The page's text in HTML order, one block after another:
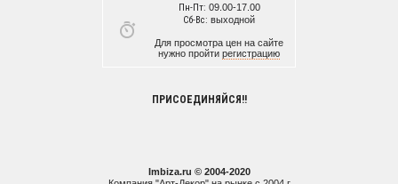
Пн-Пт: 09.00-17.00
Сб-Вс: выходной
Для просмотра цен на сайте
нужно пройти регистрацию
ПРИСОЕДИНЯЙСЯ!!
Imbiza.ru © 2004-2020